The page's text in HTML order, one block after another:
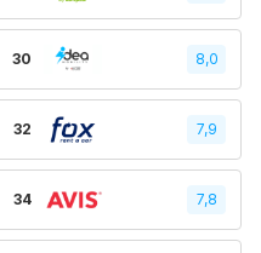
30 8,0
32 7,9
34 7,8